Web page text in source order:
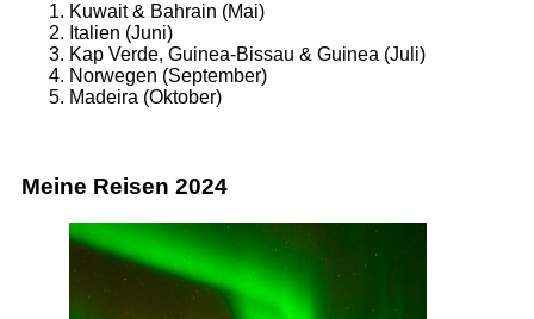
Kuwait & Bahrain (Mai)
Italien (Juni)
Kap Verde, Guinea-Bissau & Guinea (Juli)
Norwegen (September)
Madeira (Oktober)
Meine Reisen 2024